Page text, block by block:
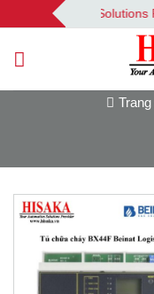
qua
nội
Automation Solutions